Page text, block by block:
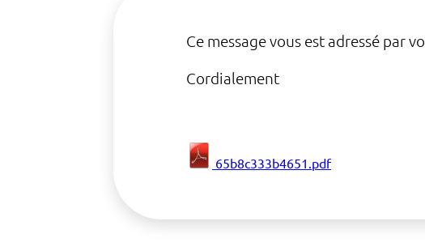
Ce message vous est adressé par
Cordialement
65b8c333b4651.pdf